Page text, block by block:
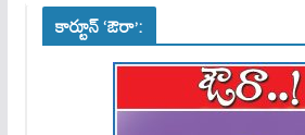
కార్టూన్ ‘ఔరా’: